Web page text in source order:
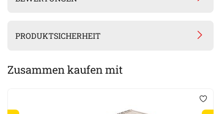
PRODUKTSICHERHEIT
Zusammen kaufen mit